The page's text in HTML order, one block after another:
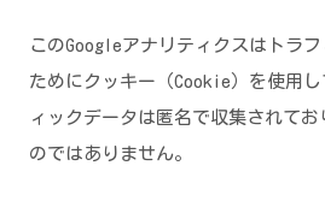
このGoogleアナリティクスはトラ
ためにクッキー（Cookie）を使用
ィックデータは匿名で収集されて
のではありません。